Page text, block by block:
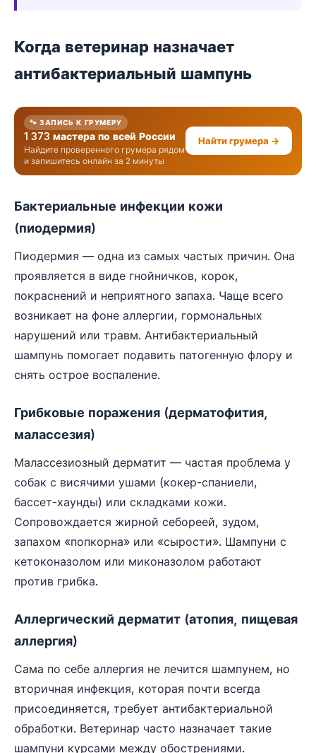
Когда ветеринар назначает
антибактериальный шампунь
🐾 ЗАПИСЬ К ГРУМЕРУ
1 373 мастера по всей России
Найдите проверенного грумера рядом
и запишитесь онлайн за 2 минуты
Найти грумера →
Бактериальные инфекции кожи
(пиодермия)
Пиодермия — одна из самых частых причин. Она
проявляется в виде гнойничков, корок,
покраснений и неприятного запаха. Чаще всего
возникает на фоне аллергии, гормональных
нарушений или травм. Антибактериальный
шампунь помогает подавить патогенную флору и
снять острое воспаление.
Грибковые поражения (дерматофития,
малассезия)
Малассезиозный дерматит — частая проблема у
собак с висячими ушами (кокер-спаниели,
бассет-хаунды) или складками кожи.
Сопровождается жирной себореей, зудом,
запахом «попкорна» или «сырости». Шампуни с
кетоконазолом или миконазолом работают
против грибка.
Аллергический дерматит (атопия, пищевая
аллергия)
Сама по себе аллергия не лечится шампунем, но
вторичная инфекция, которая почти всегда
присоединяется, требует антибактериальной
обработки. Ветеринар часто назначает такие
шампуни курсами между обострениями.